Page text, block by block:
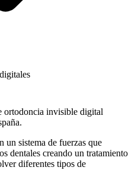
ortodoncia invisible digital
un sistema de fuerzas que
dentales creando un tratamiento
diferentes tipos de